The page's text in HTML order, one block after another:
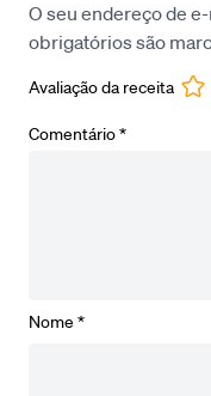
O seu endereço de
obrigatórios são
Avaliação da receita
Comentário*
Nome *